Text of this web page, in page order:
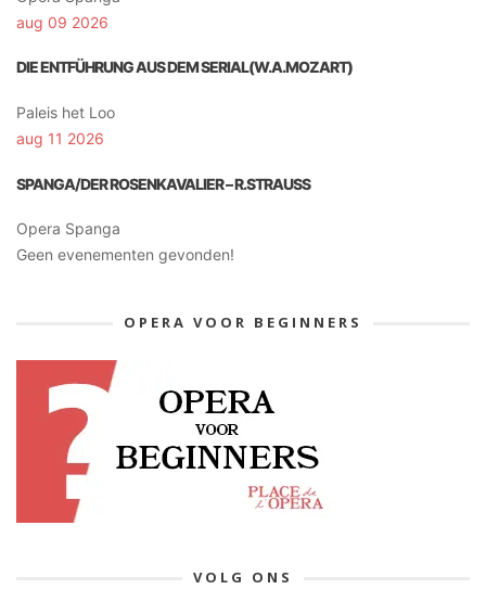
aug 09 2026
DIE ENTFÜHRUNG AUS DEM SERIAL(W.A.MOZART)
Paleis het Loo
aug 11 2026
SPANGA/DER ROSENKAVALIER – R.STRAUSS
Opera Spanga
Geen evenementen gevonden!
OPERA VOOR BEGINNERS
VOLG ONS